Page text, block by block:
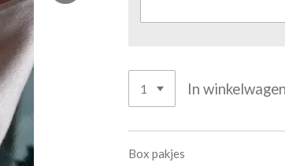
In winkelwagen
Box pakjes